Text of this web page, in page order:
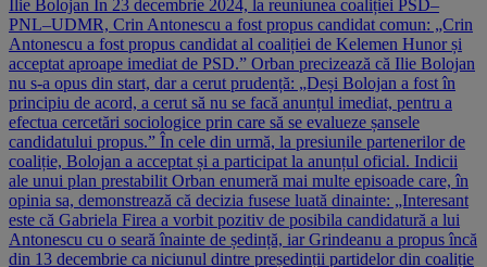
Ilie Bolojan În 23 decembrie 2024, la reuniunea coaliției PSD–
PNL–UDMR, Crin Antonescu a fost propus candidat comun: „Crin
Antonescu a fost propus candidat al coaliției de Kelemen Hunor și
acceptat aproape imediat de PSD.” Orban precizează că Ilie Bolojan
nu s-a opus din start, dar a cerut prudență: „Deși Bolojan a fost în
principiu de acord, a cerut să nu se facă anunțul imediat, pentru a
efectua cercetări sociologice prin care să se evalueze șansele
candidatului propus.” În cele din urmă, la presiunile partenerilor de
coaliție, Bolojan a acceptat și a participat la anunțul oficial. Indicii
ale unui plan prestabilit Orban enumeră mai multe episoade care, în
opinia sa, demonstrează că decizia fusese luată dinainte: „Interesant
este că Gabriela Firea a vorbit pozitiv de posibila candidatură a lui
Antonescu cu o seară înainte de ședință, iar Grindeanu a propus încă
din 13 decembrie ca niciunul dintre președinții partidelor din coaliție